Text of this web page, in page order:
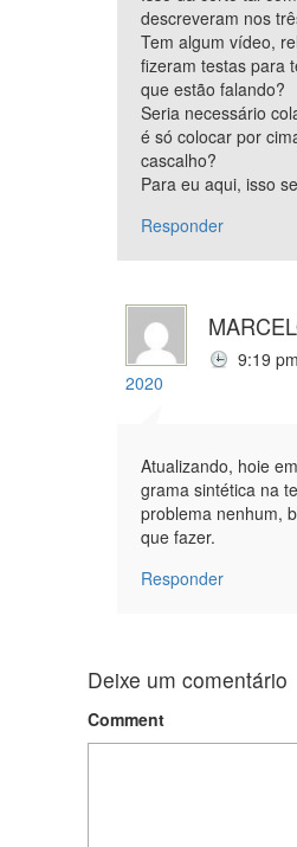
descreveram nos
Tem algum vídeo,
fizeram testas para
que estão falando?
Seria necessário
é só colocar por
cascalho?
Para eu aqui, isso
Responder
9:19 pm
2020
Atualizando, hoie
grama sintética na
problema nenhum,
que fazer.
Responder
Deixe um comentário
Comment